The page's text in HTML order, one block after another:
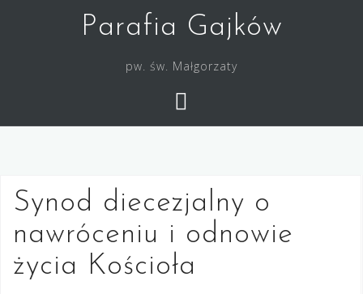
Parafia Gajków
pw. św. Małgorzaty
Synod diecezjalny o
nawróceniu i odnowie
życia Kościoła